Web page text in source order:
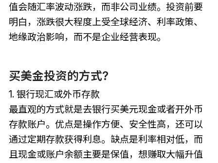
值会随汇率波动涨跌，而非公司业绩。投资前要
明白，涨跌很大程度上受全球经济、利率政策、
地缘政治影响，而不是企业经营表现。
买美金投资的方式?
1. 银行现汇或外币存款
最直观的方式就是去银行买美元现金或者开外币
存款账户。优点是操作方便、安全性高，还可以
通过定期存款获得利息。缺点是利率相对低，而
且现金或账户余额主要是保值，想赚取大幅升值